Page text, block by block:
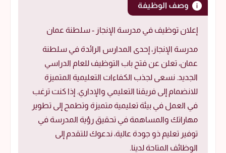
وصف الوظيفة
إعلان توظيف في مدرسة الإنجاز - سلطنة عمان
مدرسة الإنجاز، إحدى المدارس الرائدة في سلطنة
عمان، تعلن عن فتح باب التوظيف للعام الدراسي
الجديد. نسعى لجذب الكفاءات التعليمية المتميزة
للانضمام إلى فريقنا التعليمي والإداري. إذا كنت ترغب
في العمل في بيئة تعليمية متميزة وتطمح إلى تطوير
مهاراتك والمساهمة في تحقيق رؤية المدرسة في
توفير تعليم ذو جودة عالية، ندعوك للتقدم إلى
الوظائف المتاحة لدينا.